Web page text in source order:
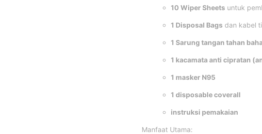
10 Wiper Sheets untuk
1 Disposal Bags dan kabel
1 Sarung tangan tahan
1 kacamata anti cipratan
1 masker N95
1 disposable coverall
instruksi pemakaian
Manfaat Utama: